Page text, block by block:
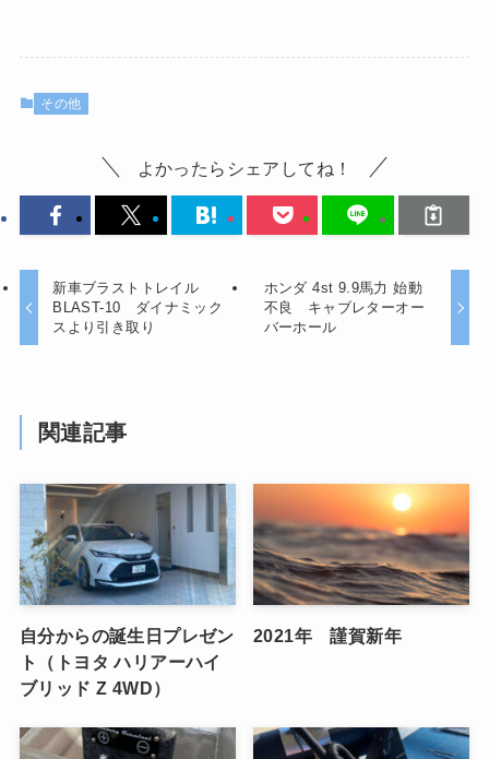
その他
よかったらシェアしてね！
新車ブラストトレイル
BLAST-10 ダイナミック
スより引き取り
ホンダ 4st 9.9馬力 始動
不良 キャブレターオー
バーホール
関連記事
自分からの誕生日プレゼン
ト（トヨタ ハリアーハイ
ブリッド Z 4WD）
2021年 謹賀新年